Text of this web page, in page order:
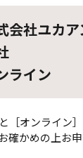
会社ユカ
ン
［オンライン
確かめの上お